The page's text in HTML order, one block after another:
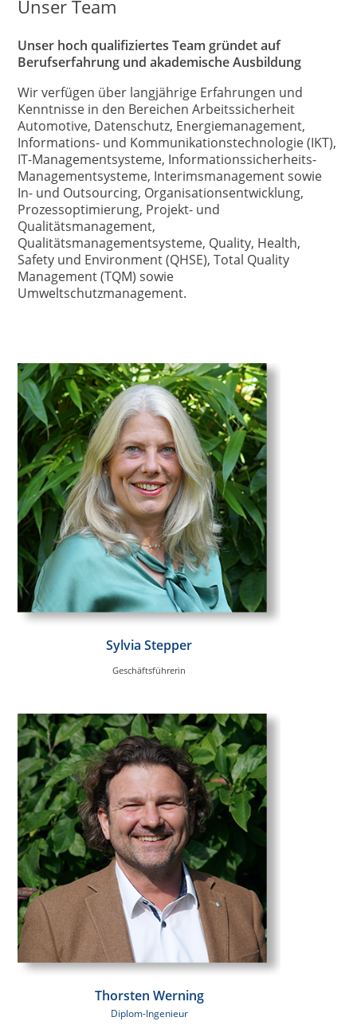
Unser Team
Unser hoch qualifiziertes Team gründet auf
Berufserfahrung und akademische Ausbildung
Wir verfügen über langjährige Erfahrungen und
Kenntnisse in den Bereichen Arbeitssicherheit
Automotive, Datenschutz, Energiemanagement,
Informations- und Kommunikationstechnologie (IKT),
IT-Managementsysteme, Informationssicherheits-
Managementsysteme, Interimsmanagement sowie
In- und Outsourcing, Organisationsentwicklung,
Prozessoptimierung, Projekt- und
Qualitätsmanagement,
Qualitätsmanagementsysteme, Quality, Health,
Safety und Environment (QHSE), Total Quality
Management (TQM) sowie
Umweltschutzmanagement.
Sylvia Stepper
Geschäftsführerin
Thorsten Werning
Diplom-Ingenieur